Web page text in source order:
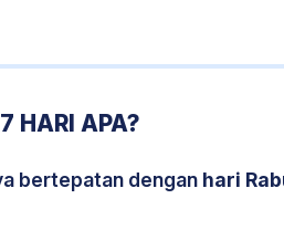
HARI APA?
bertepatan dengan hari